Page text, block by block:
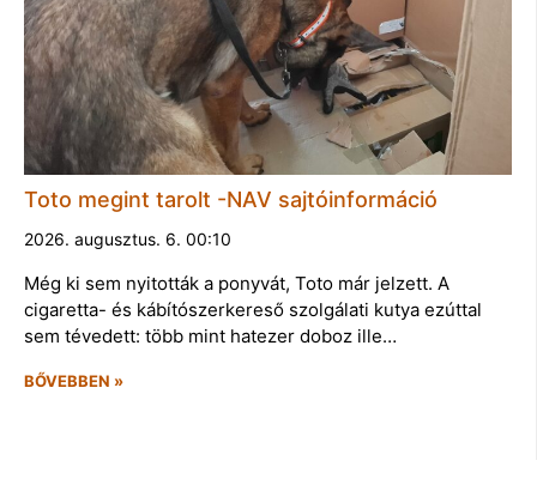
Toto megint tarolt -NAV sajtóinformáció
2026. augusztus. 6. 00:10
Még ki sem nyitották a ponyvát, Toto már jelzett. A
cigaretta- és kábítószerkereső szolgálati kutya ezúttal
sem tévedett: több mint hatezer doboz ille…
BŐVEBBEN »